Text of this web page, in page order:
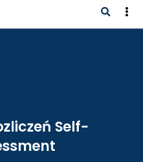
Self-